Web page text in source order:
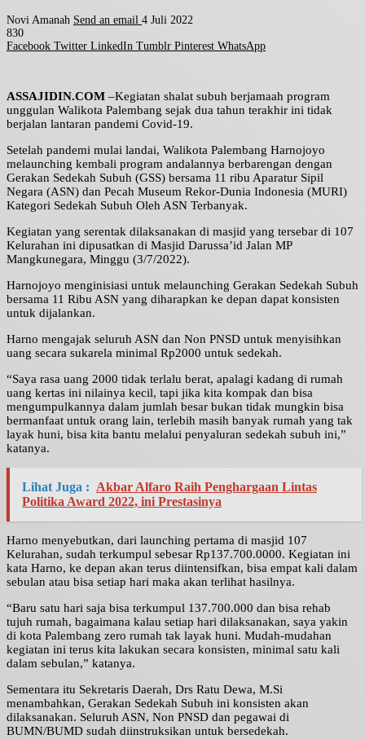
Novi Amanah Send an email 4 Juli 2022
830
Facebook Twitter LinkedIn Tumblr Pinterest WhatsApp
ASSAJIDIN.COM –Kegiatan shalat subuh berjamaah program
unggulan Walikota Palembang sejak dua tahun terakhir ini tidak
berjalan lantaran pandemi Covid-19.
Setelah pandemi mulai landai, Walikota Palembang Harnojoyo
melaunching kembali program andalannya berbarengan dengan
Gerakan Sedekah Subuh (GSS) bersama 11 ribu Aparatur Sipil
Negara (ASN) dan Pecah Museum Rekor-Dunia Indonesia (MURI)
Kategori Sedekah Subuh Oleh ASN Terbanyak.
Kegiatan yang serentak dilaksanakan di masjid yang tersebar di 107
Kelurahan ini dipusatkan di Masjid Darussa’id Jalan MP
Mangkunegara, Minggu (3/7/2022).
Harnojoyo menginisiasi untuk melaunching Gerakan Sedekah Subuh
bersama 11 Ribu ASN yang diharapkan ke depan dapat konsisten
untuk dijalankan.
Harno mengajak seluruh ASN dan Non PNSD untuk menyisihkan
uang secara sukarela minimal Rp2000 untuk sedekah.
“Saya rasa uang 2000 tidak terlalu berat, apalagi kadang di rumah
uang kertas ini nilainya kecil, tapi jika kita kompak dan bisa
mengumpulkannya dalam jumlah besar bukan tidak mungkin bisa
bermanfaat untuk orang lain, terlebih masih banyak rumah yang tak
layak huni, bisa kita bantu melalui penyaluran sedekah subuh ini,”
katanya.
Lihat Juga : Akbar Alfaro Raih Penghargaan Lintas
Politika Award 2022, ini Prestasinya
Harno menyebutkan, dari launching pertama di masjid 107
Kelurahan, sudah terkumpul sebesar Rp137.700.0000. Kegiatan ini
kata Harno, ke depan akan terus diintensifkan, bisa empat kali dalam
sebulan atau bisa setiap hari maka akan terlihat hasilnya.
“Baru satu hari saja bisa terkumpul 137.700.000 dan bisa rehab
tujuh rumah, bagaimana kalau setiap hari dilaksanakan, saya yakin
di kota Palembang zero rumah tak layak huni. Mudah-mudahan
kegiatan ini terus kita lakukan secara konsisten, minimal satu kali
dalam sebulan,” katanya.
Sementara itu Sekretaris Daerah, Drs Ratu Dewa, M.Si
menambahkan, Gerakan Sedekah Subuh ini konsisten akan
dilaksanakan. Seluruh ASN, Non PNSD dan pegawai di
BUMN/BUMD sudah diinstruksikan untuk bersedekah.